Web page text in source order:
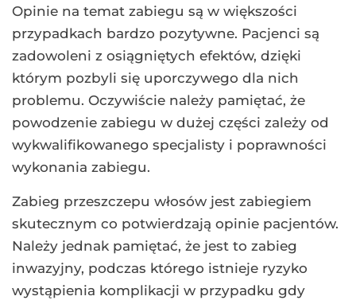
Opinie na temat zabiegu są w większości
przypadkach bardzo pozytywne. Pacjenci są
zadowoleni z osiągniętych efektów, dzięki
którym pozbyli się uporczywego dla nich
problemu. Oczywiście należy pamiętać, że
powodzenie zabiegu w dużej części zależy od
wykwalifikowanego specjalisty i poprawności
wykonania zabiegu.
Zabieg przeszczepu włosów jest zabiegiem
skutecznym co potwierdzają opinie pacjentów.
Należy jednak pamiętać, że jest to zabieg
inwazyjny, podczas którego istnieje ryzyko
wystąpienia komplikacji w przypadku gdy